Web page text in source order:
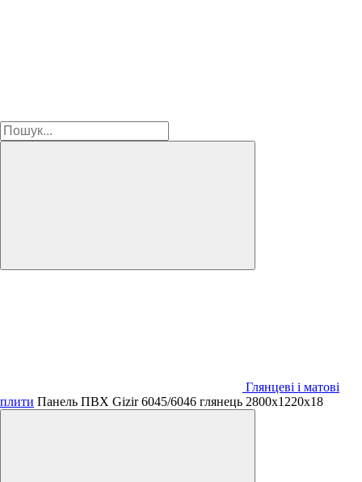
Глянцеві і матові
плити Панель ПВХ Gizir 6045/6046 глянець 2800х1220х18